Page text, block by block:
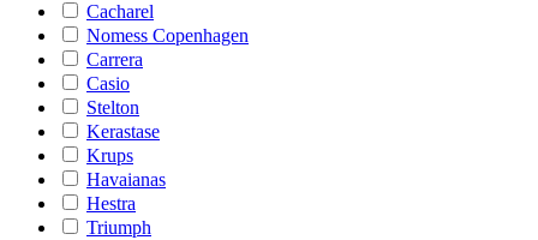
Cacharel
Nomess Copenhagen
Carrera
Casio
Stelton
Kerastase
Krups
Havaianas
Hestra
Triumph